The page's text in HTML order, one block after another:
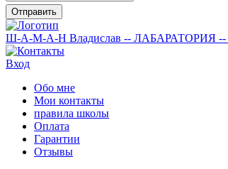
Отправить
Ш-А-М-А-Н Владислав -- ЛАБАРАТОРИЯ --
Вход
Обо мне
Мои контакты
правила школы
Оплата
Гарантии
Отзывы